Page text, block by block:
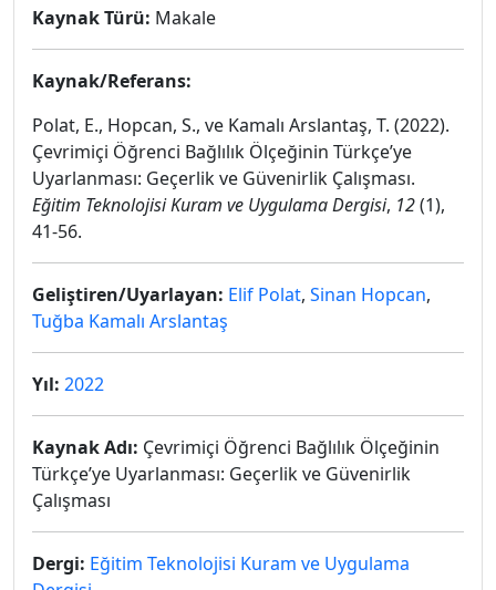
Kaynak Türü: Makale
Kaynak/Referans:
Polat, E., Hopcan, S., ve Kamalı Arslantaş, T. (2022).
Çevrimiçi Öğrenci Bağlılık Ölçeğinin Türkçe’ye
Uyarlanması: Geçerlik ve Güvenirlik Çalışması.
Eğitim Teknolojisi Kuram ve Uygulama Dergisi, 12(1),
41‐56.
Geliştiren/Uyarlayan: Elif Polat, Sinan Hopcan,
Tuğba Kamalı Arslantaş
Yıl: 2022
Kaynak Adı: Çevrimiçi Öğrenci Bağlılık Ölçeğinin
Türkçe’ye Uyarlanması: Geçerlik ve Güvenirlik
Çalışması
Dergi: Eğitim Teknolojisi Kuram ve Uygulama